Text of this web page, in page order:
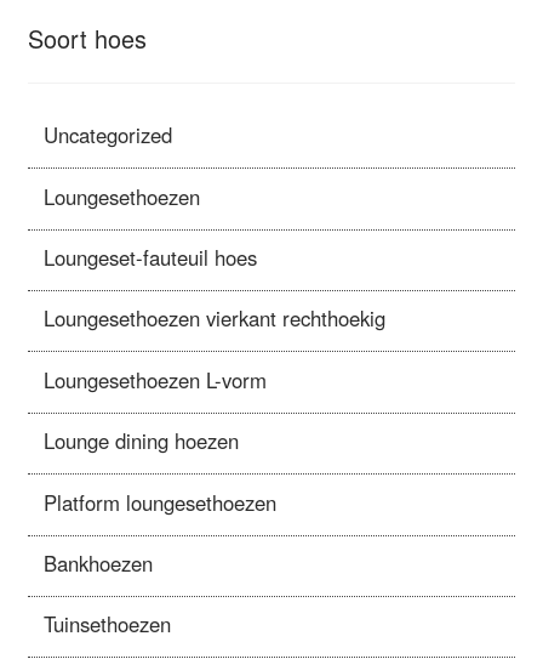
Soort hoes
Uncategorized
Loungesethoezen
Loungeset-fauteuil hoes
Loungesethoezen vierkant rechthoekig
Loungesethoezen L-vorm
Lounge dining hoezen
Platform loungesethoezen
Bankhoezen
Tuinsethoezen